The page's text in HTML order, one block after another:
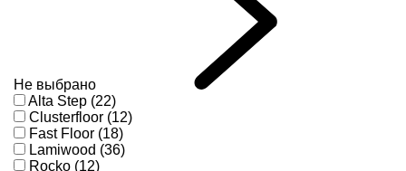
Не выбрано
Alta Step (22)
Clusterfloor (12)
Fast Floor (18)
Lamiwood (36)
Rocko (12)